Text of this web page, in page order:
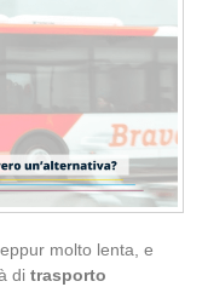
molto lenta, e
di trasporto